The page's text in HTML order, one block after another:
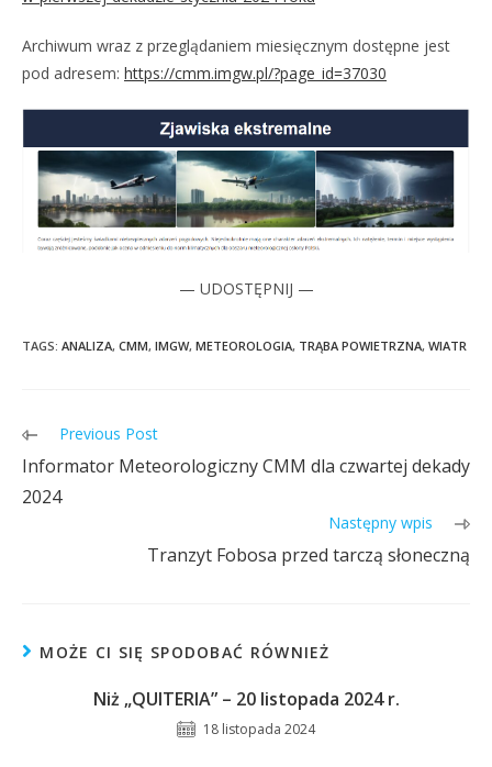
Archiwum wraz z przeglądaniem miesięcznym dostępne jest
pod adresem: https://cmm.imgw.pl/?page_id=37030
— UDOSTĘPNIJ —
TAGS: ANALIZA, CMM, IMGW, METEOROLOGIA, TRĄBA POWIETRZNA, WIATR
Previous Post
Informator Meteorologiczny CMM dla czwartej dekady
2024
Następny wpis
Tranzyt Fobosa przed tarczą słoneczną
MOŻE CI SIĘ SPODOBAĆ RÓWNIEŻ
Niż „QUITERIA” – 20 listopada 2024 r.
18 listopada 2024